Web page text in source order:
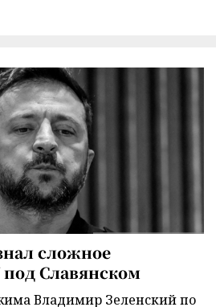
сложное
Славянском
Владимир Зеленский по